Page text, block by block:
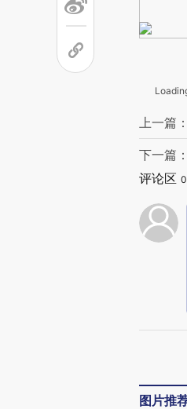
上一篇
下一篇
评论区 0
图片推